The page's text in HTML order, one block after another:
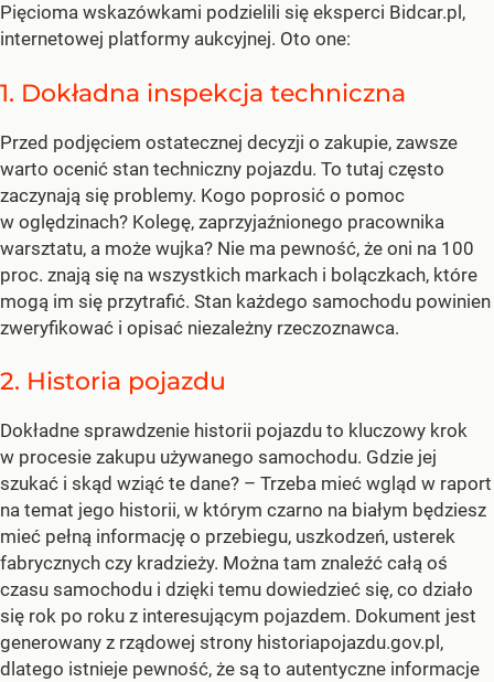
Pięcioma wskazówkami podzielili się eksperci Bidcar.pl,
internetowej platformy aukcyjnej. Oto one:
1. Dokładna inspekcja techniczna
Przed podjęciem ostatecznej decyzji o zakupie, zawsze
warto ocenić stan techniczny pojazdu. To tutaj często
zaczynają się problemy. Kogo poprosić o pomoc
w oględzinach? Kolegę, zaprzyjaźnionego pracownika
warsztatu, a może wujka? Nie ma pewność, że oni na 100
proc. znają się na wszystkich markach i bolączkach, które
mogą im się przytrafić. Stan każdego samochodu powinien
zweryfikować i opisać niezależny rzeczoznawca.
2. Historia pojazdu
Dokładne sprawdzenie historii pojazdu to kluczowy krok
w procesie zakupu używanego samochodu. Gdzie jej
szukać i skąd wziąć te dane? – Trzeba mieć wgląd w raport
na temat jego historii, w którym czarno na białym będziesz
mieć pełną informację o przebiegu, uszkodzeń, usterek
fabrycznych czy kradzieży. Można tam znaleźć całą oś
czasu samochodu i dzięki temu dowiedzieć się, co działo
się rok po roku z interesującym pojazdem. Dokument jest
generowany z rządowej strony historiapojazdu.gov.pl,
dlatego istnieje pewność, że są to autentyczne informacje